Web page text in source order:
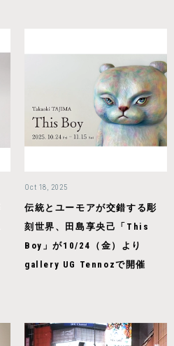
Oct 18, 2025
伝統とユーモアが交錯する彫
刻世界、田島享央己「This
Boy」が10/24（金）より
gallery UG Tennozで開催